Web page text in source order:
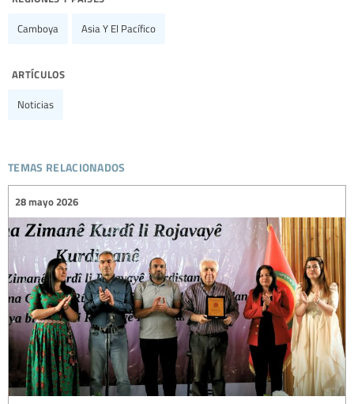
Camboya Asia Y El Pacífico
artículos
Noticias
temas relacionados
28 mayo 2026